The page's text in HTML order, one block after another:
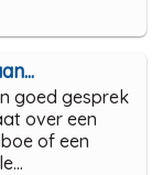
goed gesprek
over een
of een